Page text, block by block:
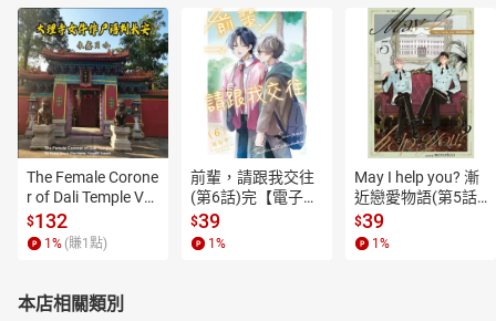
The Female Corone
r of Dali Temple Vo
l.6【有聲書】
$132
1 % (賺1 點)
前輩，請跟我交往
(第6話)完【電子
書】
$39
1 %
May I help you? 漸
近戀愛物語(第5話)
【電子書】
$39
1 %
本店相關類別